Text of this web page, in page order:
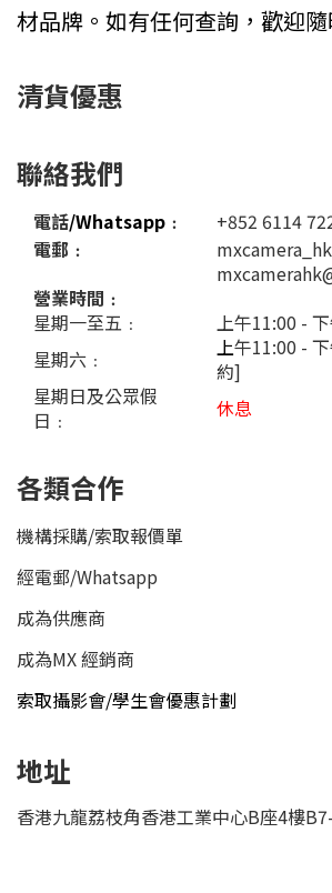
材品牌。如有任何查詢，歡迎隨
清貨優惠
聯絡我們
電話/Whatsapp ﹕
+852 6114
電郵﹕
營業時間﹕
星期一至五﹕
上午11:00 -
星期六﹕
上午11:00 -
約]
星期日及公眾假
日﹕
休息
各類合作
機構採購/索取報價單
經電郵/Whatsapp
成為供應商
成為MX 經銷商
索取攝影會/學生會優惠計劃
地址
香港九龍荔枝角香港工業中心B座4樓